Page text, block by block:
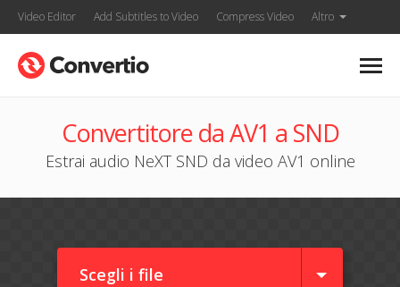
Video Editor Add Subtitles to Video Compress Video Altro
Convertitore da AV1 a SND
Estrai audio NeXT SND da video AV1 online
Scegli i file